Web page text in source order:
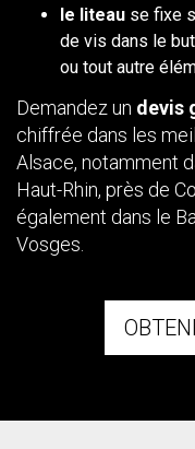
le liteau se fixe
de vis dans le
ou tout autre
Demandez un devis
chiffrée dans les
Alsace, notamment
Haut-Rhin, près de
également dans le
Vosges.